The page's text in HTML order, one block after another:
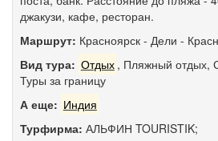
джакузи, кафе, ресторан.
Маршрут: Красноярск - Дели -
Вид тура: Отдых , Пляжный отдых,
Туры за границу
А еще: Индия
Турфирма: АЛЬФИН TOURISTIK;